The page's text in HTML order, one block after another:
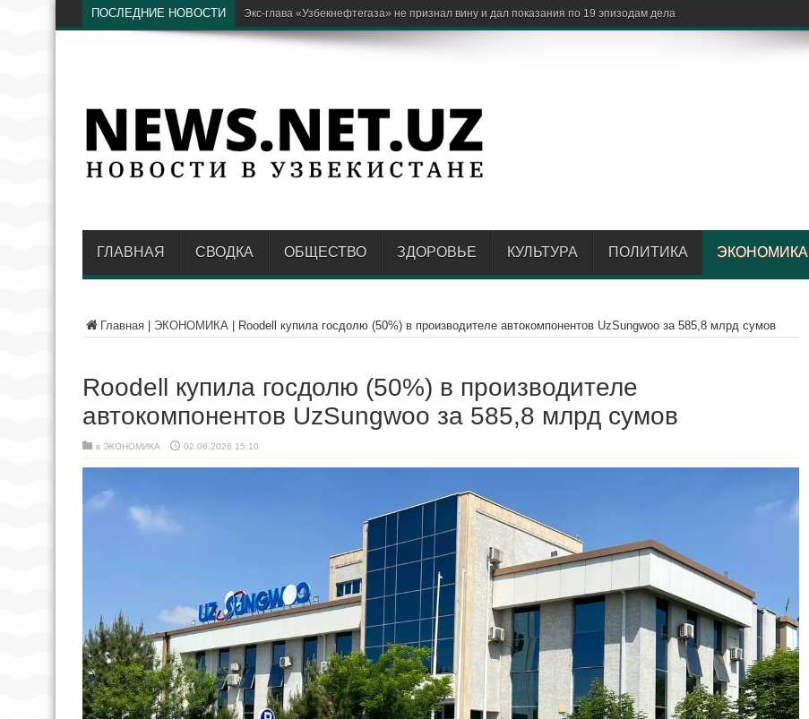
ПОСЛЕДНИЕ НОВОСТИ В AKFA рассказали, как отличить каче
ГЛАВНАЯ СВОДКА ОБЩЕСТВО ЗДОРОВЬЕ КУЛЬТУРА ПОЛИТИКА ЭКОНОМИКА
Главная ЭКОНОМИКА Roodell купила госдолю (50%) в производителе автокомпонентов UzSungwoo за 585,8 млрд сумов
Roodell купила госдолю (50%) в производителе
автокомпонентов UzSungwoo за 585,8 млрд сумов
в ЭКОНОМИКА 02.06.2026 15:10